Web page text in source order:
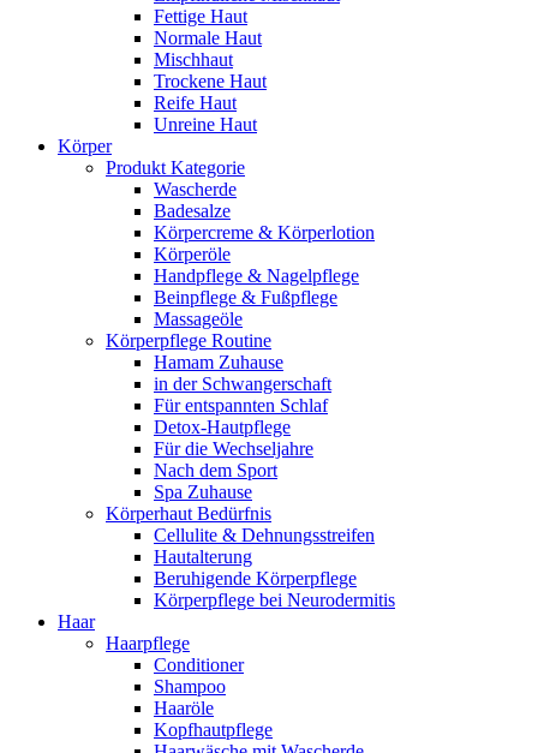
Fettige Haut
Normale Haut
Mischhaut
Trockene Haut
Reife Haut
Unreine Haut
Körper
Produkt Kategorie
Wascherde
Badesalze
Körpercreme & Körperlotion
Körperöle
Handpflege & Nagelpflege
Beinpflege & Fußpflege
Massageöle
Körperpflege Routine
Hamam Zuhause
in der Schwangerschaft
Für entspannten Schlaf
Detox-Hautpflege
Für die Wechseljahre
Nach dem Sport
Spa Zuhause
Körperhaut Bedürfnis
Cellulite & Dehnungsstreifen
Hautalterung
Beruhigende Körperpflege
Körperpflege bei Neurodermitis
Haar
Haarpflege
Conditioner
Shampoo
Haaröle
Kopfhautpflege